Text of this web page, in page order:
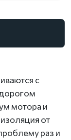
с
мотора и
от
раз и